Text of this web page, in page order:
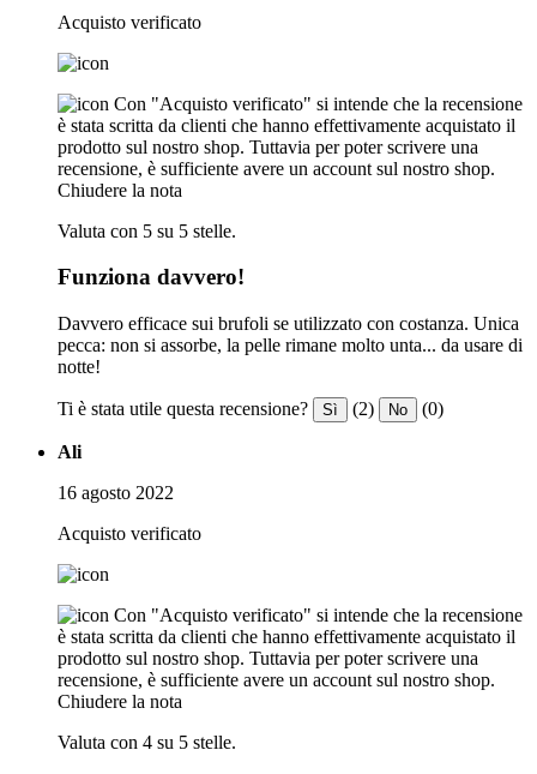
Acquisto verificato
Con "Acquisto verificato" si intende che la recensione
è stata scritta da clienti che hanno effettivamente acquistato il
prodotto sul nostro shop. Tuttavia per poter scrivere una
recensione, è sufficiente avere un account sul nostro shop.
Chiudere la nota
Valuta con 5 su 5 stelle.
Funziona davvero!
Davvero efficace sui brufoli se utilizzato con costanza. Unica
pecca: non si assorbe, la pelle rimane molto unta... da usare di
notte!
Ti è stata utile questa recensione? Sì (2) No (0)
Ali
16 agosto 2022
Acquisto verificato
Con "Acquisto verificato" si intende che la recensione
è stata scritta da clienti che hanno effettivamente acquistato il
prodotto sul nostro shop. Tuttavia per poter scrivere una
recensione, è sufficiente avere un account sul nostro shop.
Chiudere la nota
Valuta con 4 su 5 stelle.